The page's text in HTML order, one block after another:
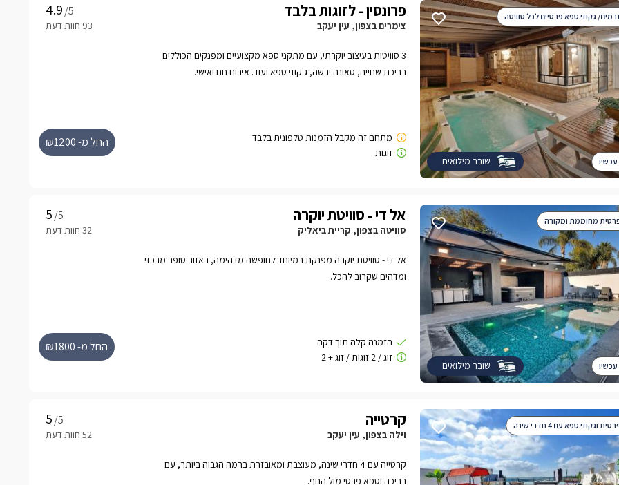
שובר מילואים
פרונסין - לזוגות בלבד /5
צימרים בצפון, עין יעקב
3 סוויטות בעיצוב יוקרתי, עם מתקני ספא מקצועיים ומפנקים הכוללים
בריכת שחייה, סאונה יבשה, ג'קוזי ספא ועוד. אירוח חם ואישי.
החל מ- ₪1200
גקוזי ספא פרטיים לכל סוויטה
שובר מילואים
אל די - סוויטת יוקרה /5
סוויטה בצפון, קריית ביאליק
אל די - סוויטת יוקרה מפנקת במיוחד לחופשה מדהימה, באזור סופר מרכזי
ומדהים שקרוב להכל.
החל מ- ₪1800
מחוממת ומקורה
קרטייה /5
וילה בצפון, עין יעקב
קרטייה עם 4 חדרי שינה, מעוצבת ומאובזרת ברמה הגבוה ביותר, עם
בריכה וספא פרטי מול הנוף.
וגקוזי ספא עם 4 חדרי שינה